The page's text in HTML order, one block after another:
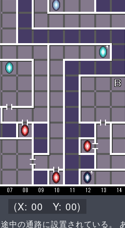
(X: 00 Y: 00)
中の通路に設置されている。